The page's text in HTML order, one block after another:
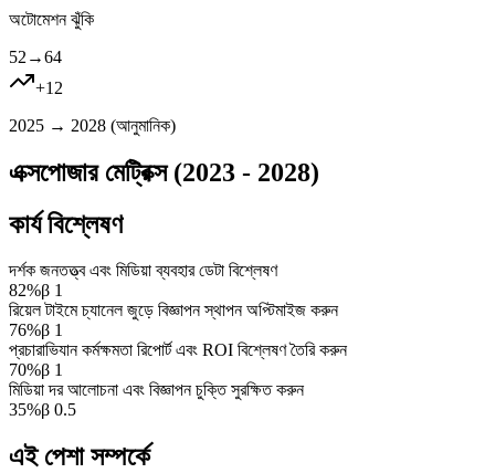
অটোমেশন ঝুঁকি
52 →64
+12
2025 → 2028 (আনুমানিক)
এক্সপোজার মেট্রিক্স (2023 - 2028)
কার্য বিশ্লেষণ
দর্শক জনতত্ত্ব এবং মিডিয়া ব্যবহার ডেটা বিশ্লেষণ
82%β 1
রিয়েল টাইমে চ্যানেল জুড়ে বিজ্ঞাপন স্থাপন অপ্টিমাইজ করুন
76%β 1
প্রচারাভিযান কর্মক্ষমতা রিপোর্ট এবং ROI বিশ্লেষণ তৈরি করুন
70%β 1
মিডিয়া দর আলোচনা এবং বিজ্ঞাপন চুক্তি সুরক্ষিত করুন
35%β 0.5
এই পেশা সম্পর্কে